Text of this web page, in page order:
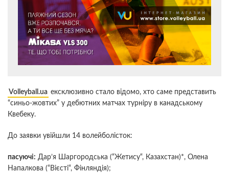
Volleyball.ua ексклюзивно стало відомо, хто саме представить
“синьо-жовтих” у дебютних матчах турніру в канадському
Квебеку.
До заявки увійшли 14 волейболісток:
пасуючі: Дар’я Шаргородська (“Жетису“, Казахстан)*, Олена
Напалкова (“Вієсті“, Фінляндія);